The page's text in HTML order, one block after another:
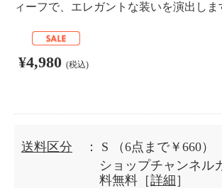
ィーフで、エレガントな装いを演出しま
¥4,980 (税込)
送料区分 ： S
（6点まで￥660）
ショップチャンネル
料無料［詳細 ］